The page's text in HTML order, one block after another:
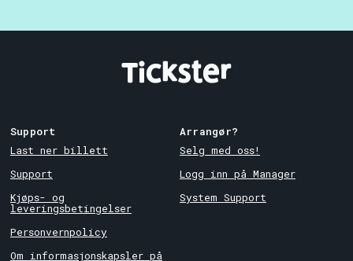
Support
Last ner billett
Support
Kjøps- og
leveringsbetingelser
Personvernpolicy
Om informasjonskapsler på
Arrangør?
Selg med oss!
Logg inn på Manager
System Support